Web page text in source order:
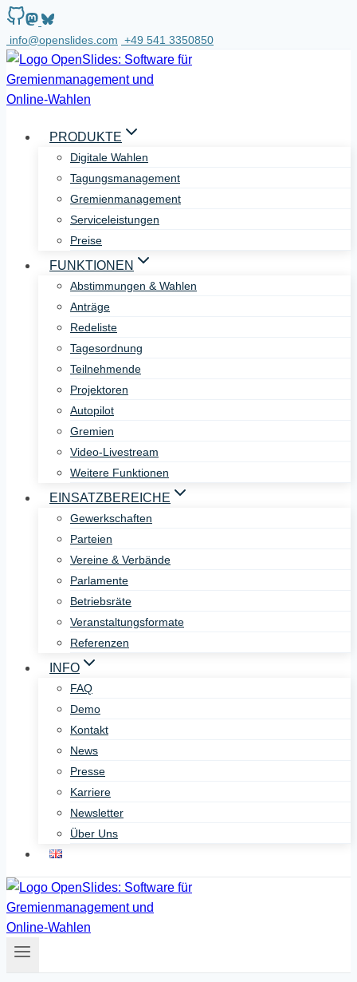
Zum
Inhalt
springen
info@openslides.com +49 541 3350850
PRODUKTE
Digitale Wahlen
Tagungsmanagement
Gremienmanagement
Serviceleistungen
Preise
FUNKTIONEN
Abstimmungen & Wahlen
Anträge
Redeliste
Tagesordnung
Teilnehmende
Projektoren
Autopilot
Gremien
Video-Livestream
Weitere Funktionen
EINSATZBEREICHE
Gewerkschaften
Parteien
Vereine & Verbände
Parlamente
Betriebsräte
Veranstaltungsformate
Referenzen
INFO
FAQ
Demo
Kontakt
News
Presse
Karriere
Newsletter
Über Uns